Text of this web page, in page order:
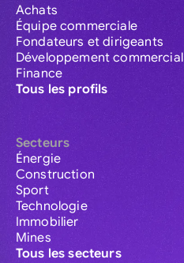
Achats
Équipe commerciale
Fondateurs et dirigeants
Développement commercial
Finance
Tous les profils
Secteurs
Énergie
Construction
Sport
Technologie
Immobilier
Mines
Tous les secteurs